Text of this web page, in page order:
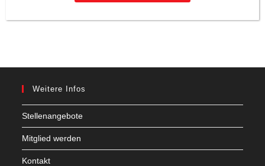
Weitere Infos
Stellenangebote
Mitglied werden
Kontakt